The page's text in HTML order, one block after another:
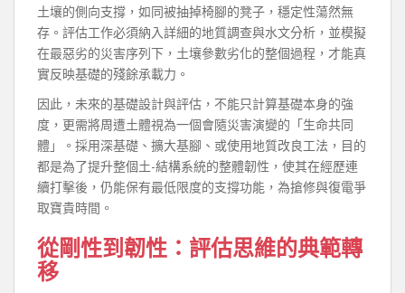
土壤的側向支撐，如同被抽掉椅腳的凳子，穩定性蕩然無
存。評估工作必須納入詳細的地質調查與水文分析，並模擬
在最惡劣的災害序列下，土壤參數劣化的整個過程，才能真
實反映基礎的殘餘承載力。
因此，未來的基礎設計與評估，不能只計算基礎本身的強
度，更需將周遭土體視為一個會隨災害演變的「生命共同
體」。採用深基礎、擴大基腳、或使用地質改良工法，目的
都是為了提升整個土-結構系統的整體韌性，使其在經歷連
續打擊後，仍能保有最低限度的支撐功能，為搶修與復電爭
取寶貴時間。
從剛性到韌性：評估思維的典範轉
移